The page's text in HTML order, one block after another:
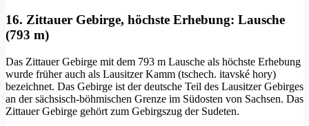
16. Zittauer Gebirge, höchste Erhebung: Lausche
(793 m)
Das Zittauer Gebirge mit dem 793 m Lausche als höchste Erhebung
wurde früher auch als Lausitzer Kamm (tschech. itavské hory)
bezeichnet. Das Gebirge ist der deutsche Teil des Lausitzer Gebirges
an der sächsisch-böhmischen Grenze im Südosten von Sachsen. Das
Zittauer Gebirge gehört zum Gebirgszug der Sudeten.